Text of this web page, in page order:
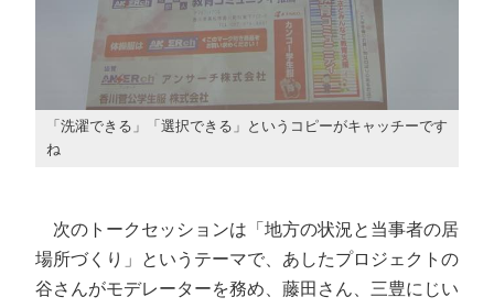
「洗濯できる」「選択できる」というコピーがキャッチーです
ね
次のトークセッションは「地方の状況と当事者の居
場所づくり」というテーマで、あしたプロジェクトの
谷さんがモデレーターを務め、藤田さん、三豊にじい